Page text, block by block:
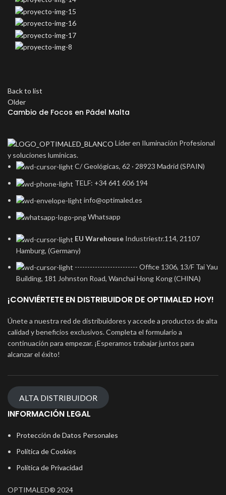
Back to list
Older
Cambio de Focos en Pádel Malta
Líder en Iluminación Profesional
y soluciones lumínicas.
C/ Geológicas, 62 · 28923 Madrid (SPAIN)
TELF: +34 641 606 194
info@optimaled.es
Whatsapp
EU Warehouse Industriestr.114, 21107
Hamburg, (Germany)
------------------------- Office 1306, 13/F Tai Yau
Building, 181 Johnston Road, Wanchai Hong Kong (CHINA)
¡CONVIÉRTETE EN DISTRIBUIDOR DE OPTIMALED HOY!
Únete a nuestra red de distribuidores y accede a productos de alta
calidad y beneficios exclusivos. Completa el formulario a
continuación para empezar. ¡Esperamos trabajar juntos para
alcanzar el éxito!
ALTA DISTRIBUIDOR
INFORMACIÓN LEGAL
Protección de Datos Personales
Política de Cookies
Política de Privacidad
OPTIMALED® 2024